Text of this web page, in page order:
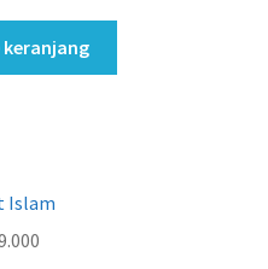
keranjang
Islam